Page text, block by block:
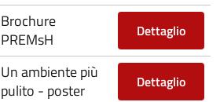
Brochure
PREMsH
Dettaglio
Un ambiente più
pulito - poster
Dettaglio